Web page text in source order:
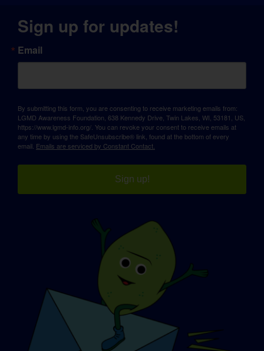
Sign up for updates!
Email
By submitting this form, you are consenting to receive marketing emails from:
LGMD Awareness Foundation, 638 Kennedy Drive, Twin Lakes, WI, 53181, US,
https://www.lgmd-info.org/. You can revoke your consent to receive emails at
any time by using the SafeUnsubscribe® link, found at the bottom of every
email. Emails are serviced by Constant Contact.
Sign up!